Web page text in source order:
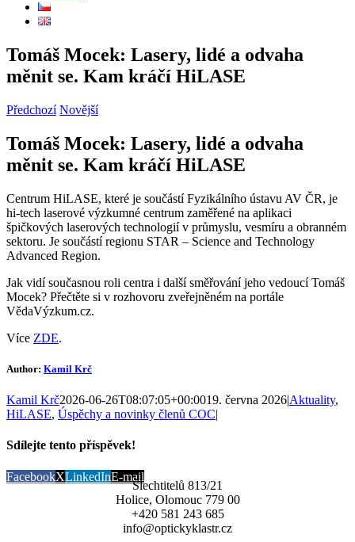
Tomáš Mocek: Lasery, lidé a odvaha
měnit se. Kam kráčí HiLASE
Předchozí Novější
Tomáš Mocek: Lasery, lidé a odvaha
měnit se. Kam kráčí HiLASE
Centrum HiLASE, které je součástí Fyzikálního ústavu AV ČR, je
hi-tech laserové výzkumné centrum zaměřené na aplikaci
špičkových laserových technologií v průmyslu, vesmíru a obranném
sektoru. Je součástí regionu STAR – Science and Technology
Advanced Region.
Jak vidí současnou roli centra i další směřování jeho vedoucí Tomáš
Mocek? Přečtěte si v rozhovoru zveřejněném na portále
VědaVýzkum.cz.
Více ZDE.
Author: Kamil Krč
Kamil Krč2026-06-26T08:07:05+00:0019. června 2026|Aktuality,
HiLASE, Úspěchy a novinky členů COC|
Sdílejte tento příspěvek!
FacebookXLinkedInE-mail
Šlechtitelů 813/21
Holice, Olomouc 779 00
+420 581 243 685
info@optickyklastr.cz